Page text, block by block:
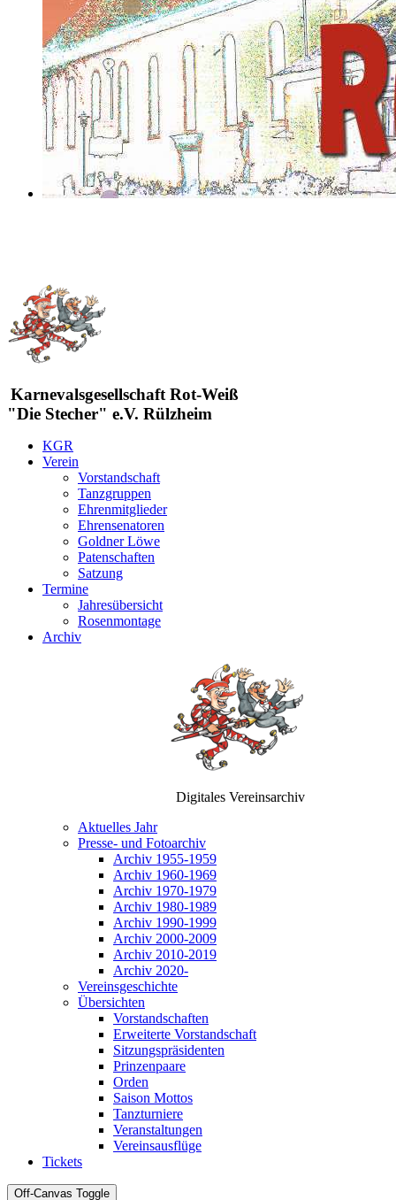
Karnevalsgesellschaft Rot-Weiß
"Die Stecher" e.V. Rülzheim
KGR
Verein
Vorstandschaft
Tanzgruppen
Ehrenmitglieder
Ehrensenatoren
Goldner Löwe
Patenschaften
Satzung
Termine
Jahresübersicht
Rosenmontage
Archiv
Digitales Vereinsarchiv
Aktuelles Jahr
Presse- und Fotoarchiv
Archiv 1955-1959
Archiv 1960-1969
Archiv 1970-1979
Archiv 1980-1989
Archiv 1990-1999
Archiv 2000-2009
Archiv 2010-2019
Archiv 2020-
Vereinsgeschichte
Übersichten
Vorstandschaften
Erweiterte Vorstandschaft
Sitzungspräsidenten
Prinzenpaare
Orden
Saison Mottos
Tanzturniere
Veranstaltungen
Vereinsausflüge
Tickets
Off-Canvas Toggle